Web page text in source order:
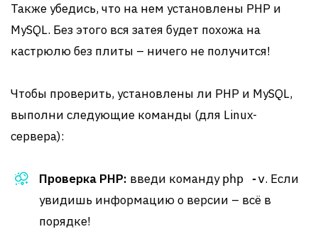
Также убедись, что на нем установлены PHP и
MySQL. Без этого вся затея будет похожа на
кастрюлю без плиты – ничего не получится!
Чтобы проверить, установлены ли PHP и MySQL,
выполни следующие команды (для Linux-
сервера):
Проверка PHP: введи команду php -v. Если
увидишь информацию о версии – всё в
порядке!